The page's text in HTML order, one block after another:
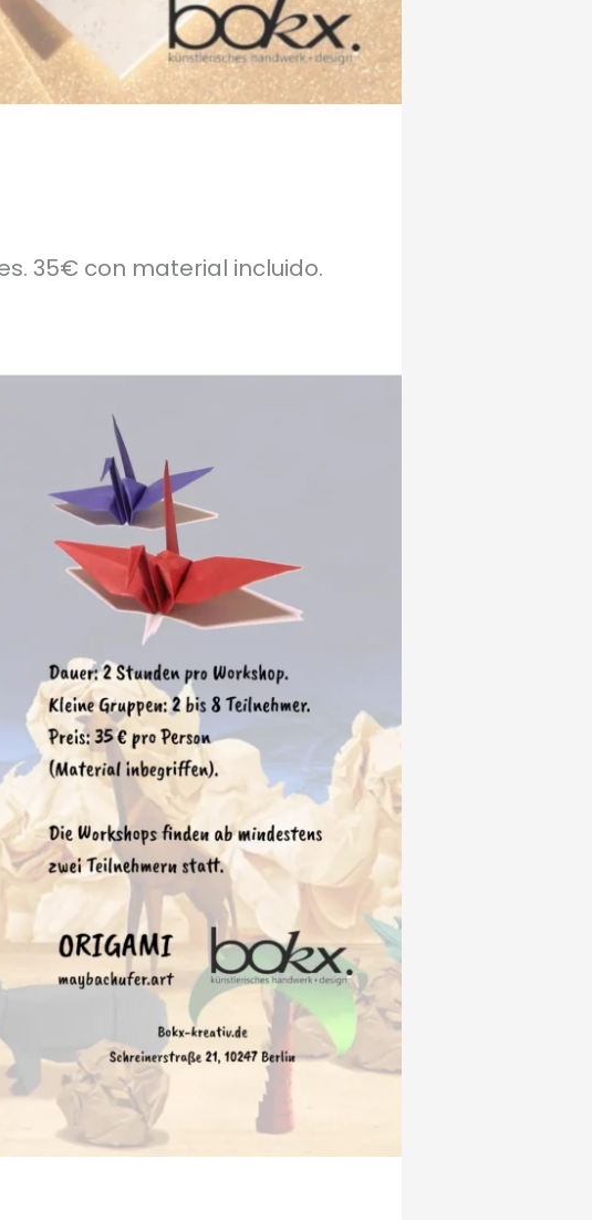
35€ con material incluido.